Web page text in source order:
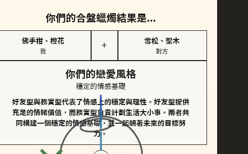
你們的合盤蠟燭結果是...
佛手柑、橙花
我
＋
雪松、聖木
對方
你們的戀愛風格
穩定的情感基礎
好友型與務實型代表了情感上的穩定與理性。好友型提供
充足的情緒價值，而務實型負責計劃生活大小事。兩者共
同構建一個穩定的情感基礎，並一起朝著未來的目標努
力。